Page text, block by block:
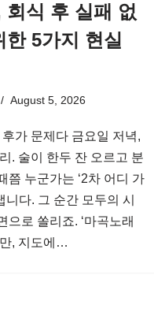
회식 후 실패 없
5가지 현실
August 5, 2026
가 문제다 금요일 저녁,
. 술이 한두 잔 오르고 분
쯤 누군가는 ‘2차 어디 가
니다. 그 순간 모두의 시
으로 쏠리죠. ‘마곡노래
, 지도에…